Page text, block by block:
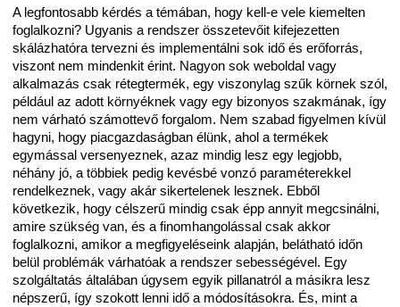
A legfontosabb kérdés a témában, hogy kell-e vele kiemelten
foglalkozni? Ugyanis a rendszer összetevőit kifejezetten
skálázhatóra tervezni és implementálni sok idő és erőforrás,
viszont nem mindenkit érint. Nagyon sok weboldal vagy
alkalmazás csak rétegtermék, egy viszonylag szűk körnek szól,
például az adott környéknek vagy egy bizonyos szakmának, így
nem várható számottevő forgalom. Nem szabad figyelmen kívül
hagyni, hogy piacgazdaságban élünk, ahol a termékek
egymással versenyeznek, azaz mindig lesz egy legjobb,
néhány jó, a többiek pedig kevésbé vonzó paraméterekkel
rendelkeznek, vagy akár sikertelenek lesznek. Ebből
következik, hogy célszerű mindig csak épp annyit megcsinálni,
amire szükség van, és a finomhangolással csak akkor
foglalkozni, amikor a megfigyeléseink alapján, belátható időn
belül problémák várhatóak a rendszer sebességével. Egy
szolgáltatás általában úgysem egyik pillanatról a másikra lesz
népszerű, így szokott lenni idő a módosításokra. És, mint a